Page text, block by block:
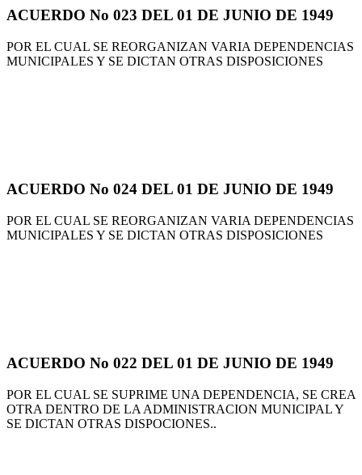
ACUERDO No 023 DEL 01 DE JUNIO DE 1949
POR EL CUAL SE REORGANIZAN VARIA DEPENDENCIAS
MUNICIPALES Y SE DICTAN OTRAS DISPOSICIONES
ACUERDO No 024 DEL 01 DE JUNIO DE 1949
POR EL CUAL SE REORGANIZAN VARIA DEPENDENCIAS
MUNICIPALES Y SE DICTAN OTRAS DISPOSICIONES
ACUERDO No 022 DEL 01 DE JUNIO DE 1949
POR EL CUAL SE SUPRIME UNA DEPENDENCIA, SE CREA
OTRA DENTRO DE LA ADMINISTRACION MUNICIPAL Y
SE DICTAN OTRAS DISPOCIONES..